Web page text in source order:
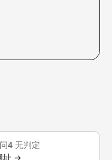
4 无判定
址 →